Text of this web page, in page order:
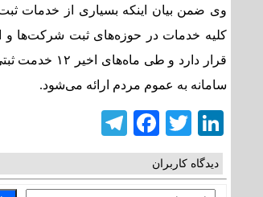
وی ضمن بیان اینکه بسیاری از خدمات
کلیه خدمات در حوزه‌های ثبت شرکت‌ها و
قرار دارد و
سامانه به عموم مردم ارائه می‌شود.
LinkedIn
Twitter
Facebook
دیدگاه کاربران